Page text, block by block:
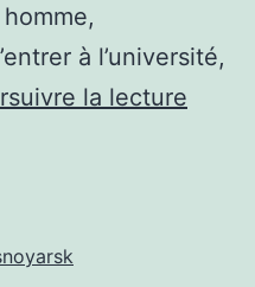
à l’université,
la lecture